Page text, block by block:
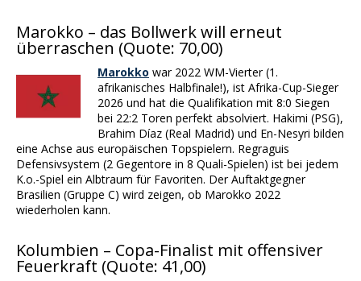
Marokko – das Bollwerk will erneut
überraschen (Quote: 70,00)
Marokko war 2022 WM-Vierter (1.
afrikanisches Halbfinale!), ist Afrika-Cup-Sieger
2026 und hat die Qualifikation mit 8:0 Siegen
bei 22:2 Toren perfekt absolviert. Hakimi (PSG),
Brahim Díaz (Real Madrid) und En-Nesyri bilden
eine Achse aus europäischen Topspielern. Regraguis
Defensivsystem (2 Gegentore in 8 Quali-Spielen) ist bei jedem
K.o.-Spiel ein Albtraum für Favoriten. Der Auftaktgegner
Brasilien (Gruppe C) wird zeigen, ob Marokko 2022
wiederholen kann.
Kolumbien – Copa-Finalist mit offensiver
Feuerkraft (Quote: 41,00)